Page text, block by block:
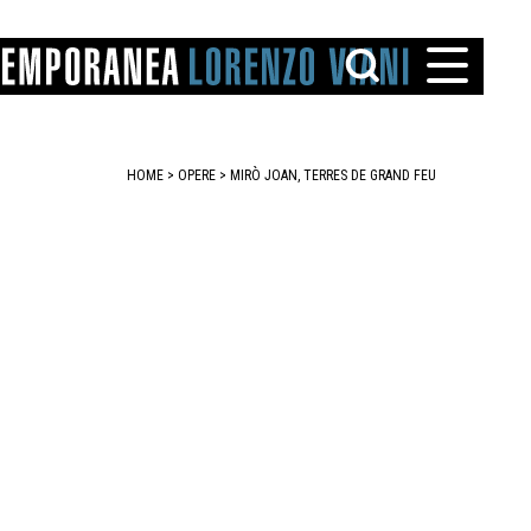
HOME > OPERE > MIRÒ JOAN, TERRES DE GRAND FEU